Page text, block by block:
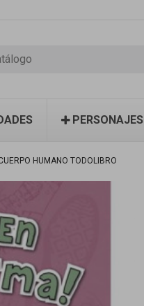
PERSONAJES
HUMANO TODOLIBRO